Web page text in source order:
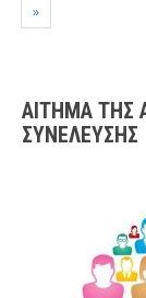
»
ΑΙΤΗΜΑ ΤΗΣ
ΣΥΝΕΛΕΥΣΗΣ